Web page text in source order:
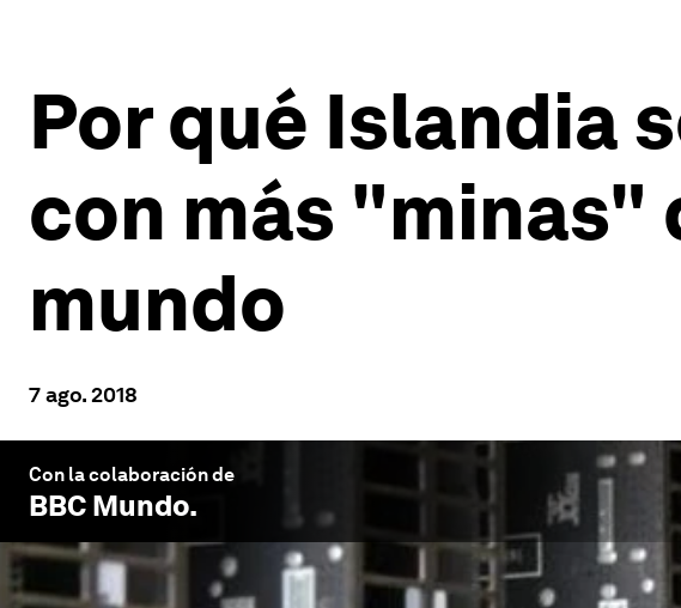
Por qué Islandia
con más
mundo
7 ago. 2018
Con la colaboración de
BBC Mundo.